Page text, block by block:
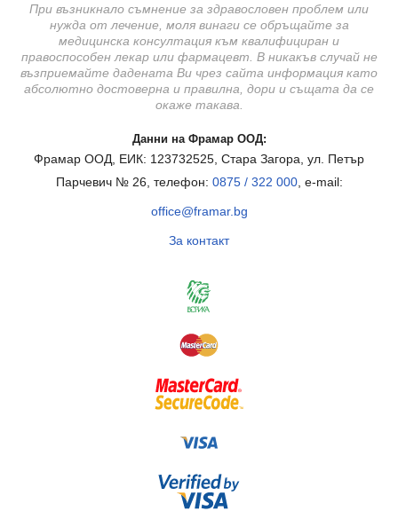
При възникнало съмнение за здравословен проблем или
нужда от лечение, моля винаги се обръщайте за
медицинска консултация към квалифициран и
правоспособен лекар или фармацевт. В никакъв случай не
възприемайте дадената Ви чрез сайта информация като
абсолютно достоверна и правилна, дори и същата да се
окаже такава.
Данни на Фрамар ООД:
Фрамар ООД, ЕИК: 123732525, Стара Загора, ул. Петър
Парчевич № 26, телефон: 0875 / 322 000, e-mail:
office@framar.bg
За контакт